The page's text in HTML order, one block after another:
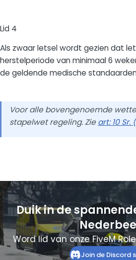
Lid 4
Als zwaar letsel wordt gezien dat
herstelperiode van minimaal 6
de geldende medische
Voor alle bovengenoemde
stapelwet regeling. Zieart: 10
Duik in de
Word lid van onze FiveM
Join de Discord